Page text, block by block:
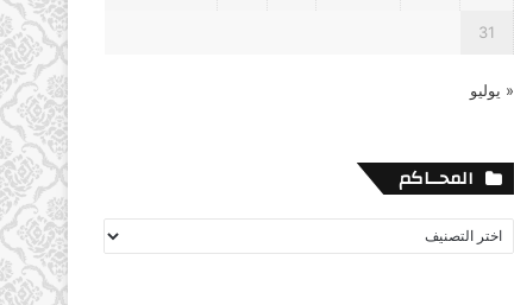
31
« يوليو
المحــاكم
المحــاكم